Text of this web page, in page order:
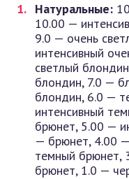
Натуральные:
10.00 —
9.0 — очень
интенсивный
светлый
блондин, 7.0 —
блондин, 6.0 —
интенсивный
брюнет, 5.00 —
— брюнет, 4.00
темный брюнет,
брюнет, 1.0 —